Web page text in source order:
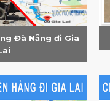
Đà Nẵng đi Gia